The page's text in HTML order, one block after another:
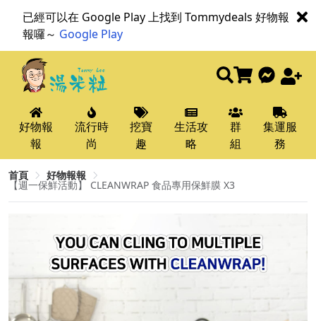
已經可以在 Google Play 上找到 Tommydeals 好物報
報囉～ Google Play
好物報
報
流行時
尚
挖寶
趣
生活攻
略
群
組
集運服
務
首頁 好物報報
【週一保鮮活動】 CLEANWRAP 食品專用保鮮膜 X3